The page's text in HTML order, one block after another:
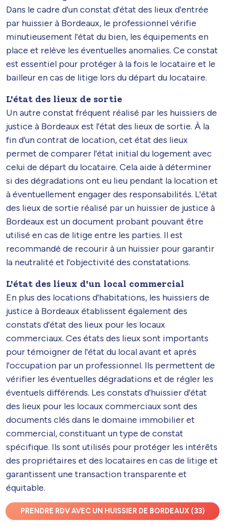
Dans le cadre d'un constat d'état des lieux d'entrée
par huissier à Bordeaux, le professionnel vérifie
minutieusement l'état du bien, les équipements en
place et relève les éventuelles anomalies. Ce constat
est essentiel pour protéger à la fois le locataire et le
bailleur en cas de litige lors du départ du locataire.
L'état des lieux de sortie
Un autre constat fréquent réalisé par les huissiers de
justice à Bordeaux est l'état des lieux de sortie. À la
fin d'un contrat de location, cet état des lieux
permet de comparer l'état initial du logement avec
celui de départ du locataire. Cela aide à déterminer
si des dégradations ont eu lieu pendant la location et
à éventuellement engager des responsabilités. L'état
des lieux de sortie réalisé par un huissier de justice à
Bordeaux est un document probant pouvant être
utilisé en cas de litige entre les parties. Il est
recommandé de recourir à un huissier pour garantir
la neutralité et l'objectivité des constatations.
L'état des lieux d'un local commercial
En plus des locations d'habitations, les huissiers de
justice à Bordeaux établissent également des
constats d'état des lieux pour les locaux
commerciaux. Ces états des lieux sont importants
pour témoigner de l'état du local avant et après
l'occupation par un professionnel. Ils permettent de
vérifier les éventuelles dégradations et de régler les
éventuels différends. Les constats d'huissier d'état
des lieux pour les locaux commerciaux sont des
documents clés dans le domaine immobilier et
commercial, constituant un type de constat
spécifique. Ils sont utilisés pour protéger les intérêts
des propriétaires et des locataires en cas de litige et
garantissent une transaction transparente et
équitable.
PRENDRE RDV AVEC UN HUISSIER DE BORDEAUX (33)